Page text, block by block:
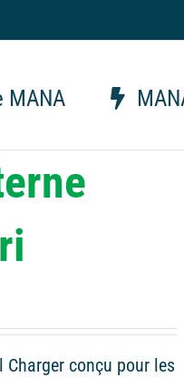
MANA
Charger conçu pour les